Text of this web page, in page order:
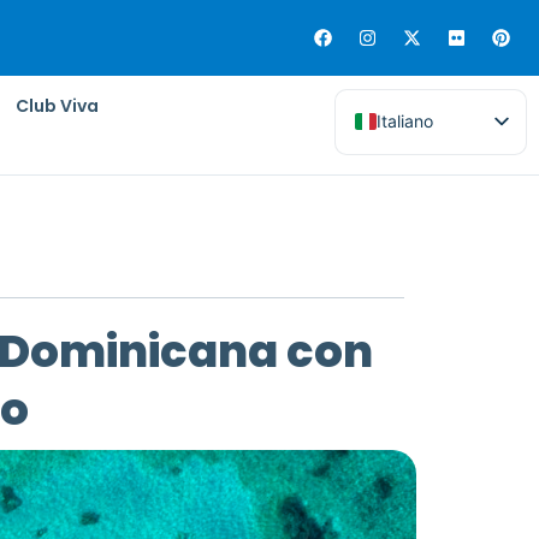
Club Viva
Italiano
con